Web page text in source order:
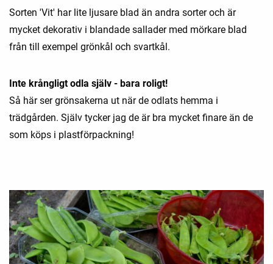
Sorten 'Vit' har lite ljusare blad än andra sorter och är
mycket dekorativ i blandade sallader med mörkare blad
från till exempel grönkål och svartkål.
Inte krångligt odla själv - bara roligt!
Så här ser grönsakerna ut när de odlats hemma i
trädgården. Själv tycker jag de är bra mycket finare än de
som köps i plastförpackning!